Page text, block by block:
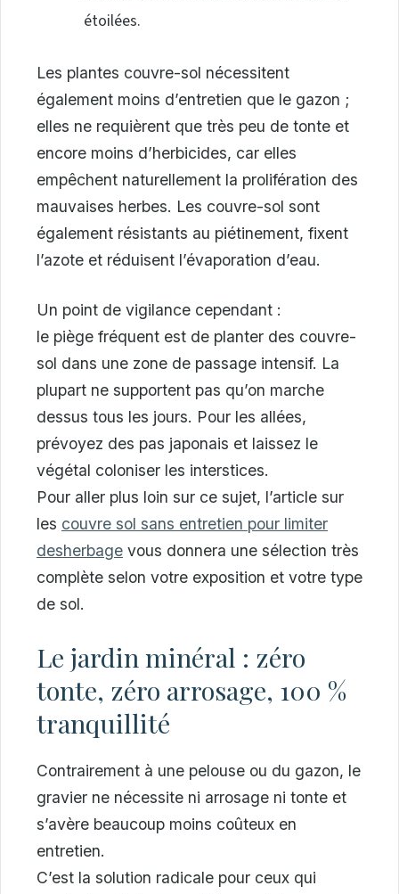
étoilées.
Les plantes couvre-sol nécessitent
également moins d’entretien que le gazon ;
elles ne requièrent que très peu de tonte et
encore moins d’herbicides, car elles
empêchent naturellement la prolifération des
mauvaises herbes. Les couvre-sol sont
également résistants au piétinement, fixent
l’azote et réduisent l’évaporation d’eau.
Un point de vigilance cependant :
le piège fréquent est de planter des couvre-
sol dans une zone de passage intensif. La
plupart ne supportent pas qu’on marche
dessus tous les jours. Pour les allées,
prévoyez des pas japonais et laissez le
végétal coloniser les interstices.
Pour aller plus loin sur ce sujet, l’article sur
les couvre sol sans entretien pour limiter
desherbage vous donnera une sélection très
complète selon votre exposition et votre type
de sol.
Le jardin minéral : zéro
tonte, zéro arrosage, 100 %
tranquillité
Contrairement à une pelouse ou du gazon, le
gravier ne nécessite ni arrosage ni tonte et
s’avère beaucoup moins coûteux en
entretien.
C’est la solution radicale pour ceux qui